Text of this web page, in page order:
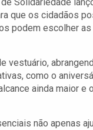
Solidariedade
que os cidadãos
podem escolher
vestuário,
como o
ainda maior e
não apenas